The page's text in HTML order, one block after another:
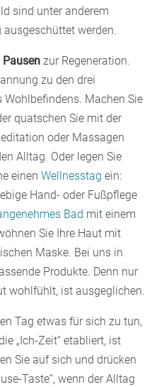
sind unter anderem
werden.
Pausen zur Regeneration.
zu den drei
Wohlbefindens. Machen Sie
quatschen Sie mit der
oder Massagen
Alltag. Oder legen Sie
einen Wellnesstag ein:
Hand- oder Fußpflege
Bad mit einem
Sie Ihre Haut mit
Maske. Bei uns in
Produkte. Denn nur
wohlfühlt, ist ausgeglichen.
Tag etwas für sich zu tun,
„Ich-Zeit“ etabliert, ist
Sie auf sich und drücken
Taste“, wenn der Alltag